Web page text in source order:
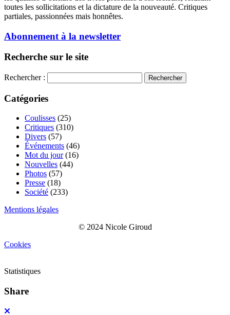
toutes les sollicitations et la dictature de la nouveauté. Critiques
partiales, passionnées mais honnêtes.
Abonnement à la newsletter
Recherche sur le site
Rechercher :
Catégories
Coulisses (25)
Critiques (310)
Divers (57)
Événements (46)
Mot du jour(16)
Nouvelles (44)
Photos (57)
Presse (18)
Société (233)
Mentions légales
© 2024 Nicole Giroud
Cookies
Statistiques
Share